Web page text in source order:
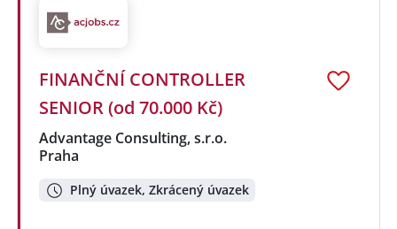
FINANČNÍ CONTROLLER
SENIOR (od 70.000 Kč)
Advantage Consulting, s.r.o.
Praha
Plný úvazek, Zkrácený úvazek